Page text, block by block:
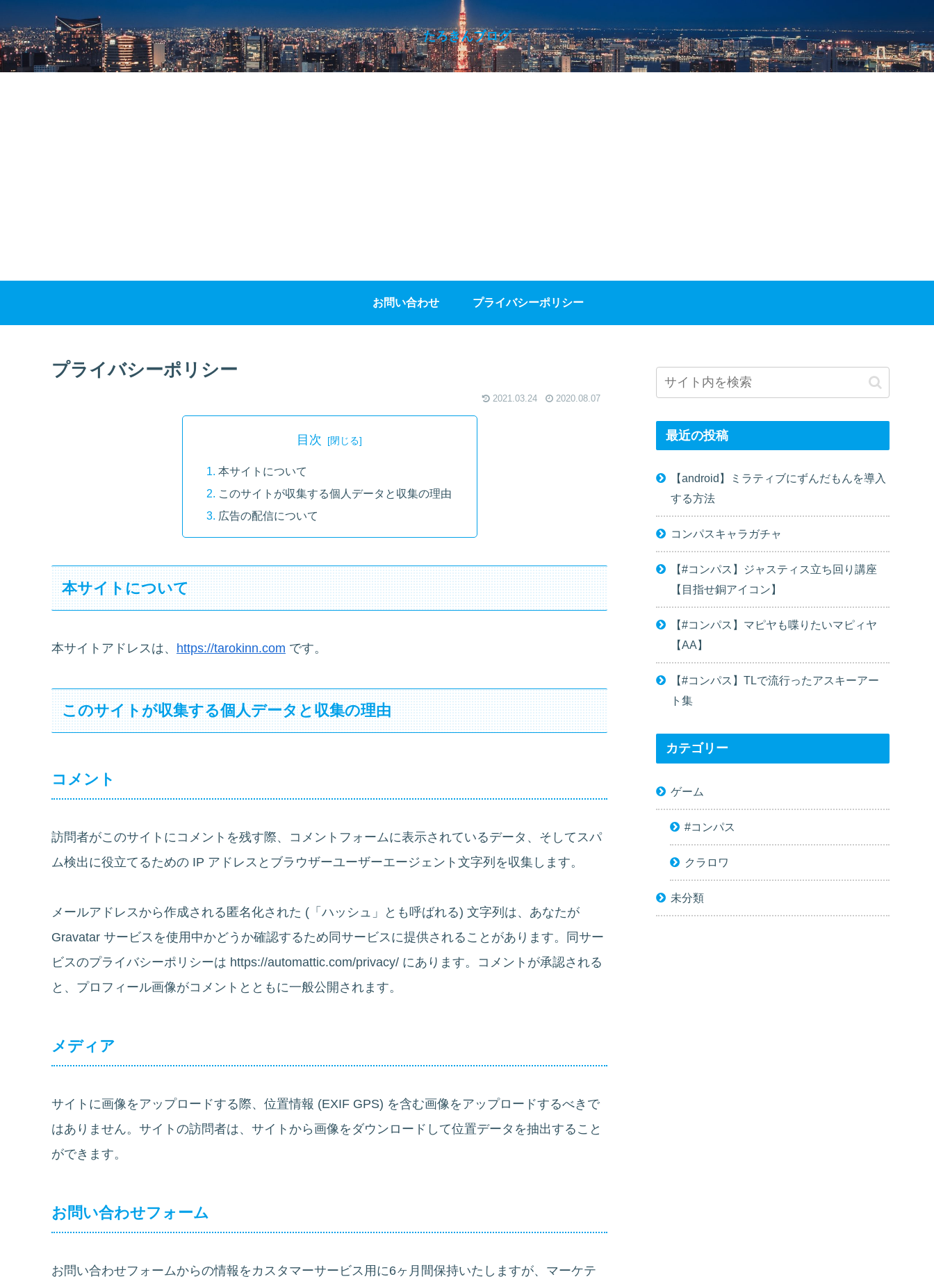
たろきんブログ
お問い合わせ プライバシーポリシー
プライバシーポリシー
2021.03.24 2020.08.07
目次
本サイトについて
このサイトが収集する個人データと収集の理由
広告の配信について
本サイトについて
本サイトアドレスは、 https://tarokinn.com です。
このサイトが収集する個人データと収集の理由
コメント
訪問者がこのサイトにコメントを残す際、コメントフォームに表示されているデータ、そしてスパ
ム検出に役立てるための IP アドレスとブラウザーユーザーエージェント文字列を収集します。
メールアドレスから作成される匿名化された (「ハッシュ」とも呼ばれる) 文字列は、あなたが
Gravatar サービスを使用中かどうか確認するため同サービスに提供されることがあります。同サー
ビスのプライバシーポリシーは https://automattic.com/privacy/ にあります。コメントが承認される
と、プロフィール画像がコメントとともに一般公開されます。
メディア
サイトに画像をアップロードする際、位置情報 (EXIF GPS) を含む画像をアップロードするべきで
はありません。サイトの訪問者は、サイトから画像をダウンロードして位置データを抽出すること
ができます。
お問い合わせフォーム
お問い合わせフォームからの情報をカスタマーサービス用に6ヶ月間保持いたしますが、マーケテ
最近の投稿
【android】ミラティブにずんだもんを導入
する方法
コンパスキャラガチャ
【#コンパス】ジャスティス立ち回り講座
【目指せ銅アイコン】
【#コンパス】マピヤも喋りたいマピィヤ
【AA】
【#コンパス】TLで流行ったアスキーアー
ト集
カテゴリー
ゲーム
#コンパス
クラロワ
未分類